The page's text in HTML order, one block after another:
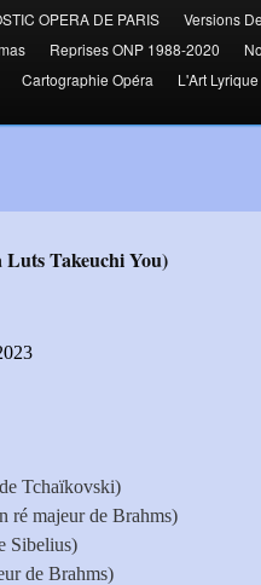
OPERA DE PARIS Versions
Reprises ONP 1988-2020
Cartographie Opéra L'Art
Luts Takeuchi You)
Tchaïkovski)
ré majeur de Brahms)
Sibelius)
de Brahms)